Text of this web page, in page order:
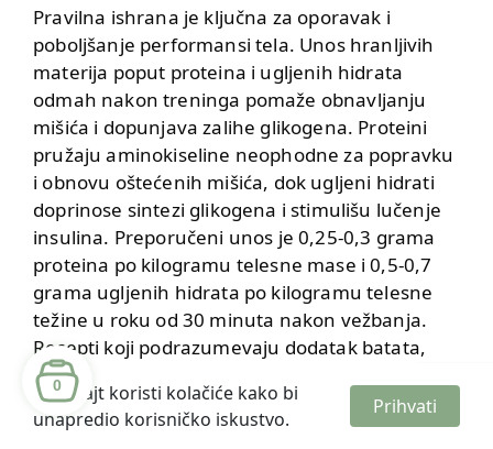
Pravilna ishrana je ključna za oporavak i
poboljšanje performansi tela. Unos hranljivih
materija poput proteina i ugljenih hidrata
odmah nakon treninga pomaže obnavljanju
mišića i dopunjava zalihe glikogena. Proteini
pružaju aminokiseline neophodne za popravku
i obnovu oštećenih mišića, dok ugljeni hidrati
doprinose sintezi glikogena i stimulišu lučenje
insulina. Preporučeni unos je 0,25-0,3 grama
proteina po kilogramu telesne mase i 0,5-0,7
grama ugljenih hidrata po kilogramu telesne
težine u roku od 30 minuta nakon vežbanja.
Recepti koji podrazumevaju dodatak batata,
voća, ribe, jaja i integralnih testenina su odličan
izbor za brz i efikasan oporavak. Kombinacijom
ovih namirnica stvarate ukusno jelo koje pruža
Ovaj sajt koristi kolačiće kako bi
unapredio korisničko iskustvo.
Prihvati
0